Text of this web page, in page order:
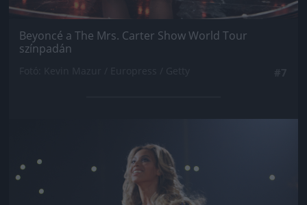
Beyoncé a The Mrs. Carter Show World Tour
színpadán